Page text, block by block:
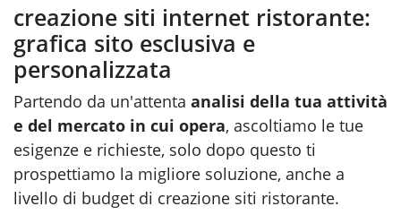
creazione siti internet ristorante:
grafica sito esclusiva e
personalizzata
Partendo da un'attenta analisi della tua attività
e del mercato in cui opera, ascoltiamo le tue
esigenze e richieste, solo dopo questo ti
prospettiamo la migliore soluzione, anche a
livello di budget di creazione siti ristorante.